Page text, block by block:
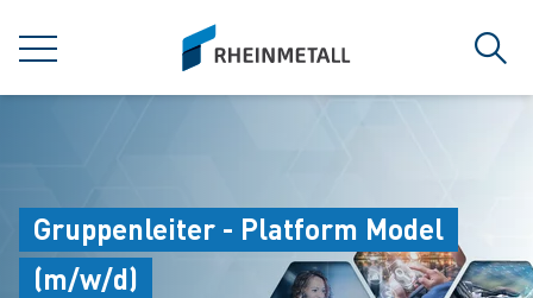
MENU
siteLogo
Gruppenleiter - Platform Model
(m/w/d)